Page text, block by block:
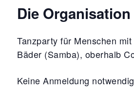
Die
Tanzparty für Menschen
Bäder (Samba), oberhalb
Keine Anmeldung notwendig